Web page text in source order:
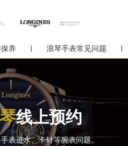
养 浪琴手表常见问题
Longines
线上预约
表进水、卡针等腕表问题。